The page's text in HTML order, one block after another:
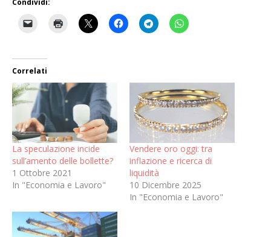
Condividi:
Correlati
La speculazione incide
sull’amento delle bollette?
1 Ottobre 2021
In "Economia e Lavoro"
Vendere oro oggi: tra
inflazione e ricerca di
liquidità
10 Dicembre 2025
In "Economia e Lavoro"